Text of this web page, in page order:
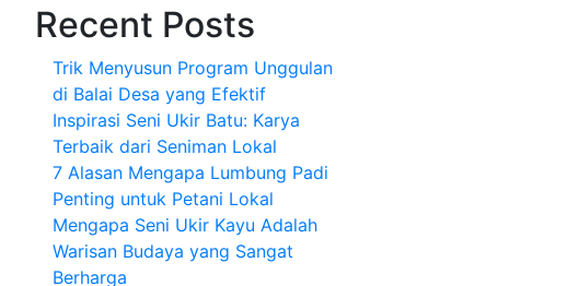
Recent Posts
Trik Menyusun Program Unggulan
di Balai Desa yang Efektif
Inspirasi Seni Ukir Batu: Karya
Terbaik dari Seniman Lokal
7 Alasan Mengapa Lumbung Padi
Penting untuk Petani Lokal
Mengapa Seni Ukir Kayu Adalah
Warisan Budaya yang Sangat
Berharga